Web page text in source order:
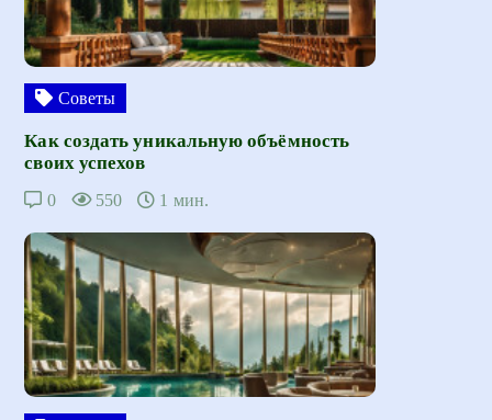
Советы
Как создать уникальную объёмность
своих успехов
0 550 1 мин.